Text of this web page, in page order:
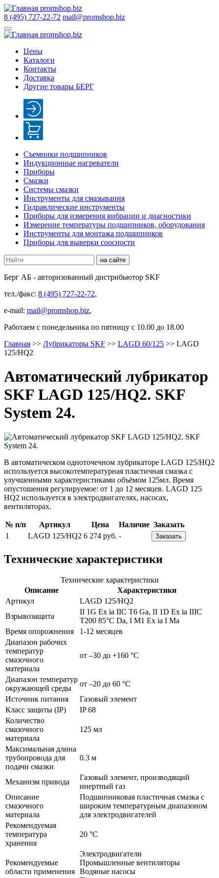
8 (495) 727-22-72 mail@promshop.biz
Цены
Каталоги
Контакты
Доставка
Другие товары БЕРГ
Съемники подшипников
Индукционные нагреватели
Приборы
Смазки
Системы смазки
Инструменты для смазывания
Гидравлические инструменты
Приборы для измерения вибрации и диагностики
Измерение температуры подшипников, оборудования
Инструменты для монтажа подшипников
Приборы для выверки соосности
Берг АБ - авторизованный дистрибьютор SKF
тел./факс: 8 (495) 727-22-72,
e-mail: mail@promshop.biz,
Работаем c понедельника по пятницу с 10.00 до 18.00
Главная >> Лубрикаторы SKF >> LAGD 60/125 >> LAGD
125/HQ2
Автоматический лубрикатор
SKF LAGD 125/HQ2. SKF
System 24.
В автоматическом одноточечном лубрикаторе LAGD 125/HQ2
используется высокотемпературная пластичная смазка с
улучшенными характеристиками объёмом 125мл. Время
опустошения регулируемое: от 1 до 12 месяцев. LAGD 125
HQ2 используется в электродвигателях, насосах,
вентиляторах.
№ п/п Артикул Цена Наличие Заказать
1
LAGD 125/HQ2 6 274 руб. - Заказать
Технические характеристики
Технические характеристики
Описание
Характеристики
Артикул
LAGD 125/HQ2
Взрывозащита
II 1G Ex ia IIC T6 Ga, II 1D Ex ia IIIC
T200 85°C Da, I M1 Ex ia I Ma
Время опорожнения
1-12 месяцев
Диапазон рабочих
температур
смазочного
материала
от –30 до +160 °C
Диапазон температур
окружающей среды
от –20 до 60 °C
Источник питания
Газовый элемент
Класс защиты (IP)
IP 68
Количество
смазочного
материала
125 мл
Максимальная длина
трубопровода для
подачи смазки
0.3 м
Механизм привода
Газовый элемент, производящий
инертный газ
Описание
смазочного
материала
Подшипниковая пластичная смазка с
широким температурным диапазоном
для электродвигателей
Рекомендуемая
температура
хранения
20 °C
Рекомендуемые
области применения
Электродвигатели
Промышленные вентиляторы
Водяные насосы